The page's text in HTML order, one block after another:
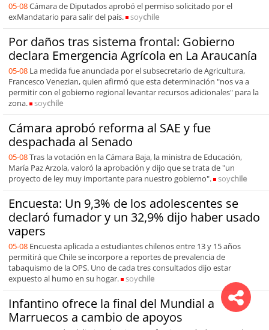
05-08Cámara de Diputados aprobó el permiso solicitado por el
exMandatario para salir del país.
soychile
Por daños tras sistema frontal: Gobierno
declara Emergencia Agrícola en La Araucanía
05-08 La medida fue anunciada por el subsecretario de Agricultura,
Francesco Venezian, quien afirmó que esta determinación "nos va a
permitir con el gobierno regional levantar recursos adicionales" para la
zona.
soychile
Cámara aprobó reforma al SAE y fue
despachada al Senado
05-08Tras la votación en la Cámara Baja, la ministra de Educación,
María Paz Arzola, valoró la aprobación y dijo que se trata de "un
proyecto de ley muy importante para nuestro gobierno".
soychile
Encuesta: Un 9,3% de los adolescentes se
declaró fumador y un 32,9% dijo haber usado
vapers
05-08 Encuesta aplicada a estudiantes chilenos entre 13 y 15 años
permitirá que Chile se incorpore a reportes de prevalencia de
tabaquismo de la OPS. Uno de cada tres consultados dijo estar
expuesto al humo en su hogar.
soychile
Infantino ofrece la final del Mundial a
Marruecos a cambio de apoyos